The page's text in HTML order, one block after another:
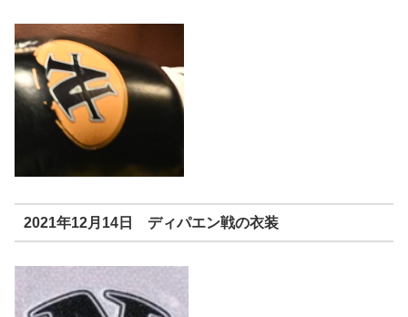
2021年12月14日 ディパエン戦の衣装